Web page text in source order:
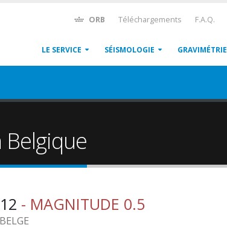
ORB Téléchargements F.A.Q.
LE SERVICE SÉISMOLOGIE GRAVIMÉTRIE
- MAGNITUDE 0.5